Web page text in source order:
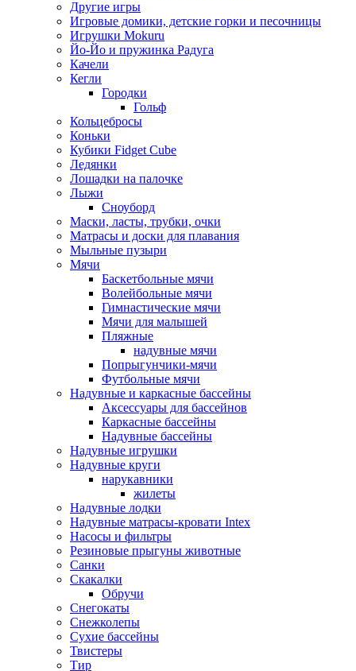
Другие игры
Игровые домики, детские горки и песочницы
Игрушки Mokuru
Йо-Йо и пружинка Радуга
Качели
Кегли
Городки
Гольф
Кольцебросы
Коньки
Кубики Fidget Cube
Ледянки
Лошадки на палочке
Лыжи
Сноуборд
Маски, ласты, трубки, очки
Матрасы и доски для плавания
Мыльные пузыри
Мячи
Баскетбольные мячи
Волейбольные мячи
Гимнастические мячи
Мячи для малышей
Пляжные
надувные мячи
Попрыгунчики-мячи
Футбольные мячи
Надувные и каркасные бассейны
Аксессуары для бассейнов
Каркасные бассейны
Надувные бассейны
Надувные игрушки
Надувные круги
нарукавники
жилеты
Надувные лодки
Надувные матрасы-кровати Intex
Насосы и фильтры
Резиновые прыгуны животные
Санки
Скакалки
Обручи
Снегокаты
Снежколепы
Сухие бассейны
Твистеры
Тир